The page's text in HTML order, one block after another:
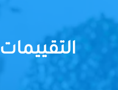
التقييمات